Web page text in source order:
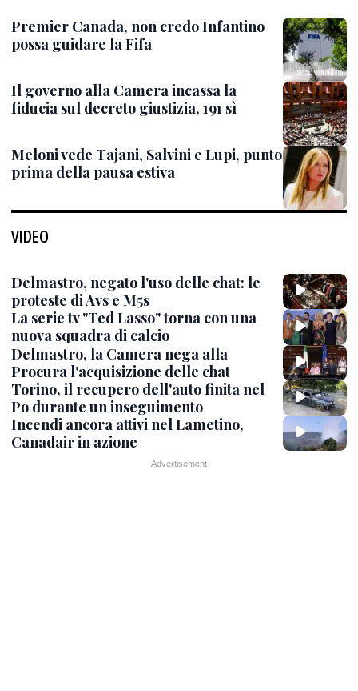
Premier Canada, non credo Infantino
possa guidare la Fifa
Il governo alla Camera incassa la
fiducia sul decreto giustizia, 191 sì
Meloni vede Tajani, Salvini e Lupi, punto
prima della pausa estiva
VIDEO
Delmastro, negato l'uso delle chat: le
proteste di Avs e M5s
La serie tv "Ted Lasso" torna con una
nuova squadra di calcio
Delmastro, la Camera nega alla
Procura l'acquisizione delle chat
Torino, il recupero dell'auto finita nel
Po durante un inseguimento
Incendi ancora attivi nel Lametino,
Canadair in azione